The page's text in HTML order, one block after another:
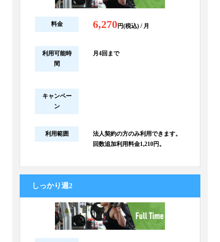
料金 6,270円(税込) / 月
利用可能時
間
月4回まで
キャンペー
ン
利用範囲
法人契約の方のみ利用できます。
回数追加利用料金1,210円。
しっかり週2